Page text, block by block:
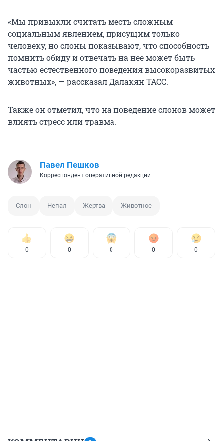
«Мы привыкли считать месть сложным
социальным явлением, присущим только
человеку, но слоны показывают, что способность
помнить обиду и отвечать на нее может быть
частью естественного поведения высокоразвитых
животных», — рассказал Далакян ТАСС.
Также он отметил, что на поведение слонов может
влиять стресс или травма.
Павел Пешков
Корреспондент оперативной редакции
Слон Непал Жертва Животное
0 0 0 0 0